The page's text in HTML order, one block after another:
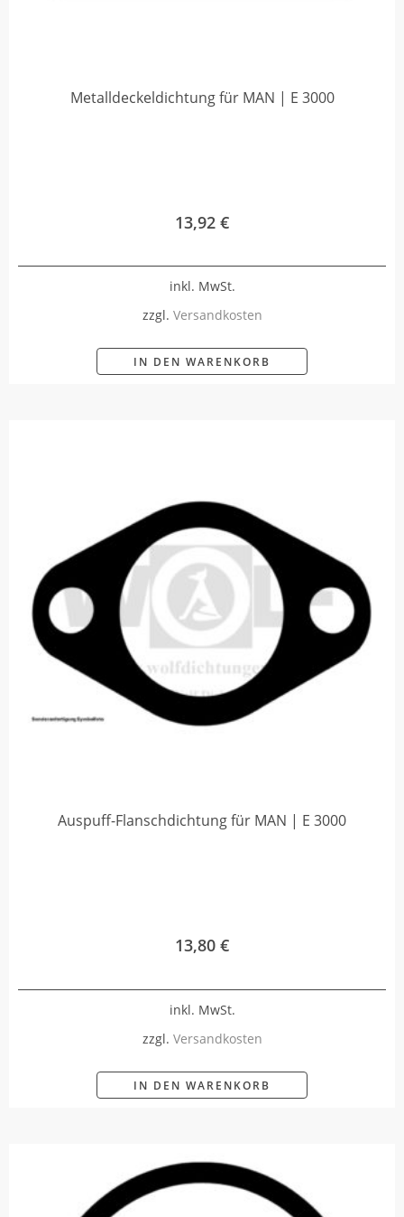
Metalldeckeldichtung für MAN | E 3000
13,92 €
inkl. MwSt.
zzgl. Versandkosten
IN DEN WARENKORB
Auspuff-Flanschdichtung für MAN | E 3000
13,80 €
inkl. MwSt.
zzgl. Versandkosten
IN DEN WARENKORB